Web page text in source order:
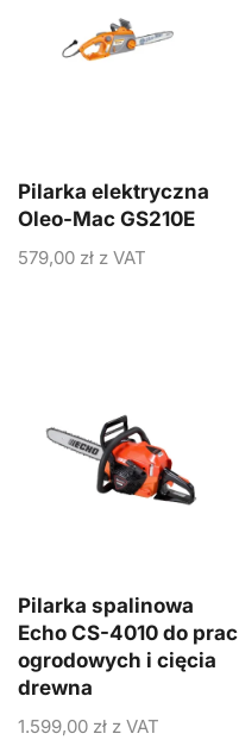
Pilarka elektryczna
Oleo-Mac GS210E
579,00 zł z VAT
Pilarka spalinowa
Echo CS-4010 do prac
ogrodowych i cięcia
drewna
1.599,00 zł z VAT